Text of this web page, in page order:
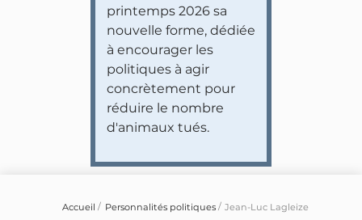
printemps 2026 sa
nouvelle forme, dédiée
à encourager les
politiques à agir
concrètement pour
réduire le nombre
d'animaux tués.
Accueil Personnalités politiques Jean-Luc Lagleize